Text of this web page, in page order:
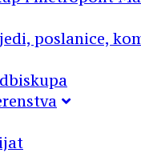
poslanice,